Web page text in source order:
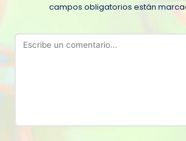
campos obligatorios están